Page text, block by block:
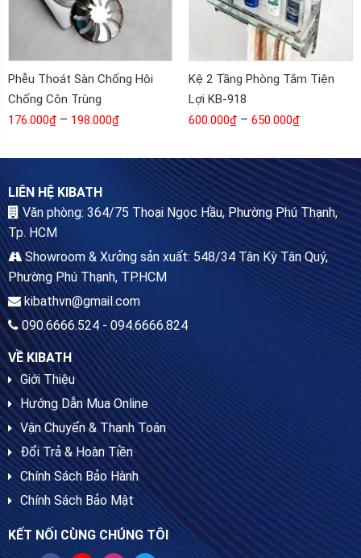
Phễu Thoát Sàn Chống Hôi
Chống Côn Trùng
176.000₫ – 198.000₫
Kệ 2 Tầng Phòng Tắm Tiện
Lợi KB-918
600.000₫ – 650.000₫
LIÊN HỆ KIBATH
Văn phòng: 364/75 Thoại Ngọc Hầu, Phường Phú Thạnh,
Tp. HCM
Showroom & Xưởng sản xuất: 548/34 Tân Kỳ Tân Quý,
Phường Phú Thạnh, TP.HCM
kibathvn@gmail.com
090.6666.524 - 094.6666.824
VỀ KIBATH
Giới Thiệu
Hướng Dẫn Mua Online
Vận Chuyển & Thanh Toán
Đổi Trả & Hoàn Tiền
Chính Sách Bảo Hành
Chính Sách Bảo Mật
KẾT NỐI CÙNG CHÚNG TÔI